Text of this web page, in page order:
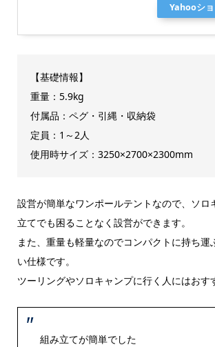
Yahooシ
【基礎情報】
重量：5.9kg
付属品：ペグ・引縄・収納袋
定員：1～2人
使用時サイズ：3250×2700×2300mm
設営が簡単なワンポールテントなので、ソロ
立てでも困ることなく設営ができます。
また、重量も軽量なのでコンパクトに持ち運
い仕様です。
ツーリングやソロキャンプに行く人にはおす
組み立てが簡単でした